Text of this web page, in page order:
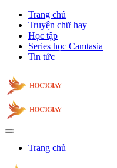
Trang chủ
Truyện chữ hay
Học tập
Series học Camtasia
Tin tức
Trang chủ